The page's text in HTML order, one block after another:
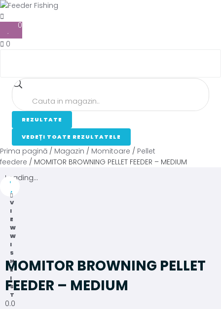
0
0
REZULTATE
VEDEȚI TOATE REZULTATELE
Prima pagină / Magazin / Momitoare / Pellet
feedere / MOMITOR BROWNING PELLET FEEDER – MEDIUM
V
I
E
W
W
I
S
H
L
I
S
T
Loading...
MOMITOR BROWNING PELLET
FEEDER – MEDIUM
0.0